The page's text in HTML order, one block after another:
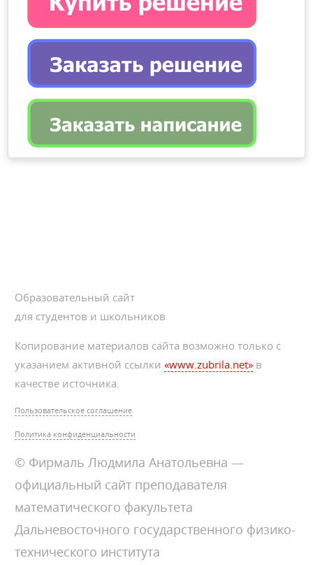
Образовательный сайт
для студентов и школьников
Копирование материалов сайта возможно только с
указанием активной ссылки«www.zubrila.net» в
качестве источника.
Пользовательское соглашение
Политика конфиденциальности
© Фирмаль Людмила Анатольевна —
официальный сайт преподавателя
математического факультета
Дальневосточного государственного физико-
технического института